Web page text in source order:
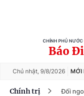
CHÍNH PHỦ
Báo
Chủ nhật, 9/8/2026 MỚI
Chính trị Đối